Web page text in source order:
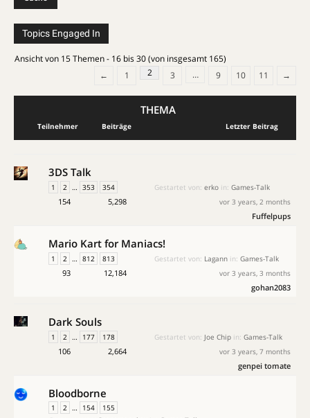
Topics Engaged In
Ansicht von 15 Themen - 16 bis 30 (von insgesamt 165)
←
1 2 3 … 9 10 11 →
THEMA
Teilnehmer Beiträge Letzter Beitrag
3DS Talk
1 2 … 353 354 Gestartet von: erko in: Games-Talk
154 5,298 vor 3 years, 2 months
Fuffelpups
Mario Kart for Maniacs!
1 2 … 812 813 Gestartet von: Lagann in: Games-Talk
93 12,184 vor 3 years, 3 months
gohan2083
Dark Souls
1 2 … 177 178 Gestartet von: Joe Chip in: Games-Talk
106 2,664 vor 3 years, 7 months
genpei tomate
Bloodborne
1 2 … 154
155